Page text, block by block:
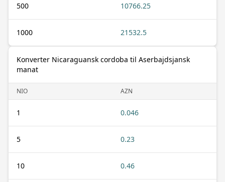
500 10766.25
1000 21532.5
Konverter Nicaraguansk cordoba til Aserbajdsjansk
manat
NIO AZN
1 0.046
5 0.23
10 0.46